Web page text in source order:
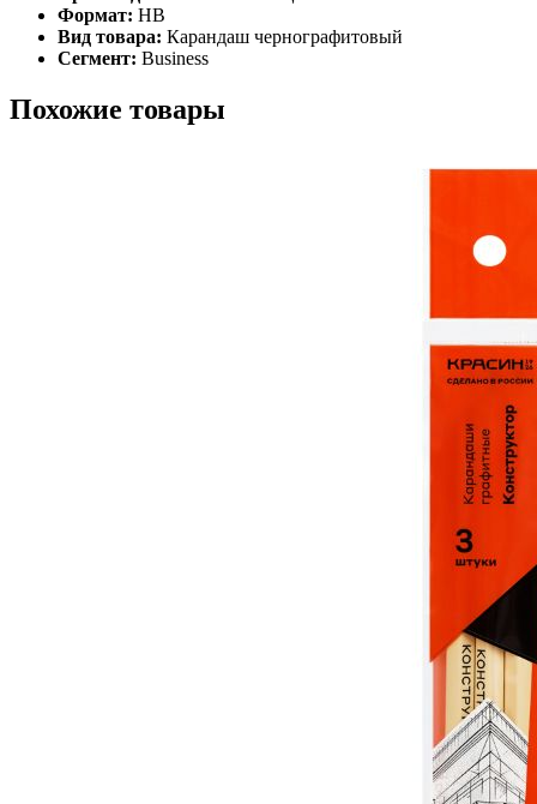
Формат: HB
Вид товара: Карандаш чернографитовый
Сегмент: Business
Похожие товары